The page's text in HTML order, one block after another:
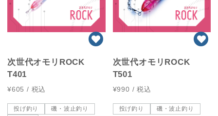
次世代オモリROCK
T401
¥605 / 税込
投げ釣り
磯・波止釣り
次世代オモリROCK
T501
¥990 / 税込
投げ釣り 磯・波止釣り